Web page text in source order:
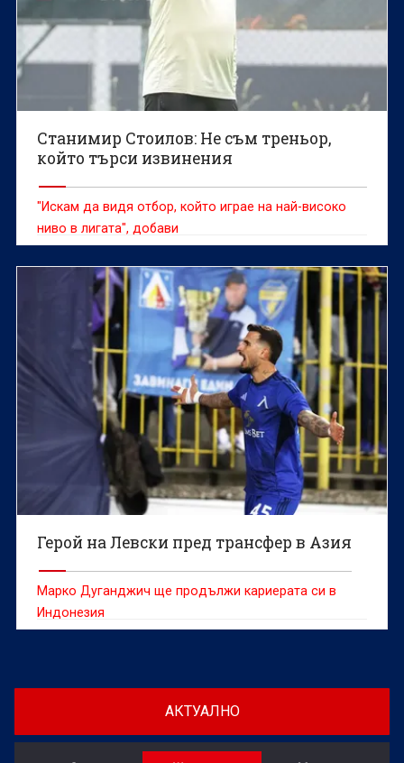
Станимир Стоилов: Не съм треньор,
който търси извинения
"Искам да видя отбор, който играе на най-високо
ниво в лигата", добави
Герой на Левски пред трансфер в Азия
Марко Дуганджич ще продължи кариерата си в
Индонезия
АКТУАЛНО